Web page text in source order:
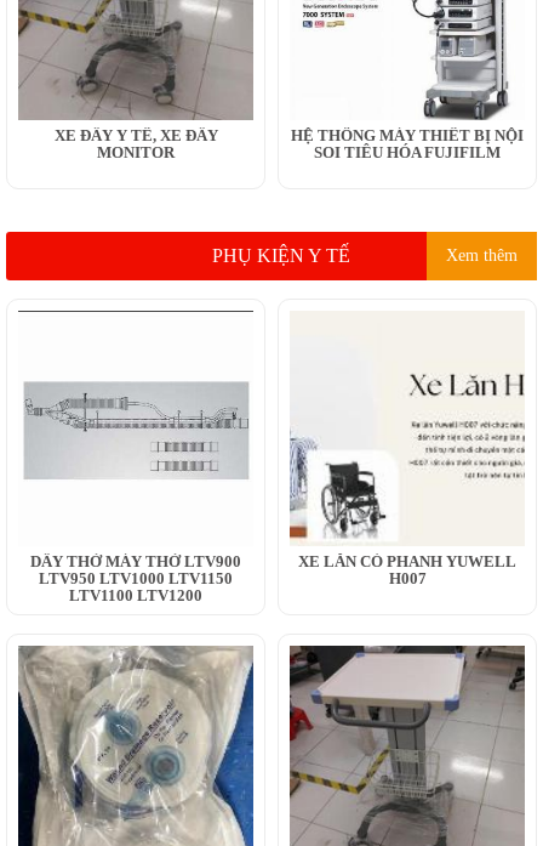
XE ĐẨY Y TẾ, XE ĐẨY
MONITOR
HỆ THỐNG MÁY THIẾT BỊ NỘI
SOI TIÊU HÓA FUJIFILM
PHỤ KIỆN Y TẾ Xem thêm
DÂY THỞ MÁY THỞ LTV900
LTV950 LTV1000 LTV1150
LTV1100 LTV1200
XE LĂN CÓ PHANH YUWELL
H007